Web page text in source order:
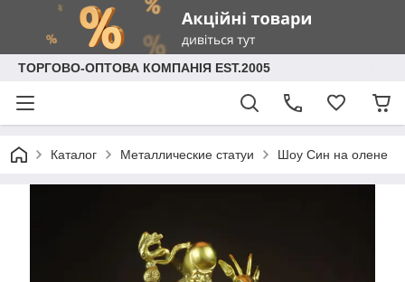
ТОРГОВО-ОПТОВА КОМПАНІЯ EST.2005
Каталог Металлические статуи Шоу Син на олене